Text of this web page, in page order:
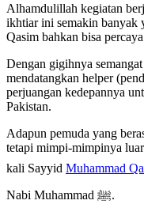
Alhamdulillah kegiatan
ikhtiar ini semakin banyak
Qasim bahkan bisa
Dengan gigihnya
mendatangkan helper
perjuangan kedepannya
Pakistan.
Adapun pemuda yang
tetapi mimpi-mimpinya
kali Sayyid Muhammad
Nabi Muhammad ﷺ.